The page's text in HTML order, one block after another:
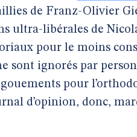
de Franz-Olivier
ultra-libérales de
pour le moins
sont ignorés par
pour
d’opinion, donc,